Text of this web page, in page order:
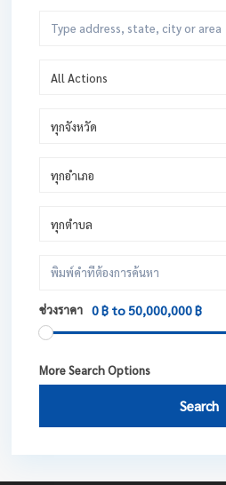
All Actions
ทุกจังหวัด
ทุกอำเภอ
ทุกตำบล
ช่วงราคา 0 ฿ to 50,000,000 ฿
More Search Options
Search